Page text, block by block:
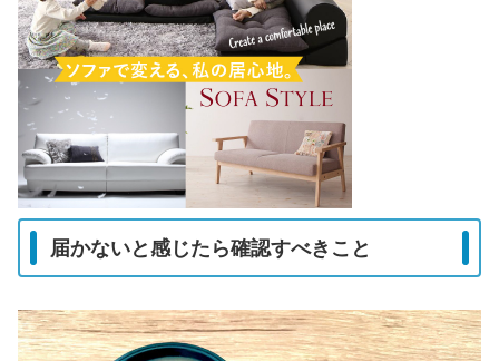
届かないと感じたら確認すべきこと